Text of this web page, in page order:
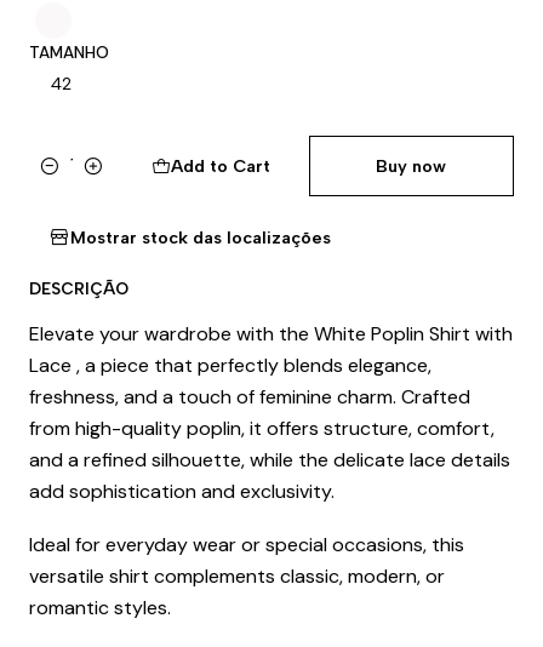
TAMANHO
42
Quantity
Add to Cart Buy now
Mostrar stock das localizações
DESCRIÇÃO
Elevate your wardrobe with the White Poplin Shirt with
Lace , a piece that perfectly blends elegance,
freshness, and a touch of feminine charm. Crafted
from high-quality poplin, it offers structure, comfort,
and a refined silhouette, while the delicate lace details
add sophistication and exclusivity.
Ideal for everyday wear or special occasions, this
versatile shirt complements classic, modern, or
romantic styles.